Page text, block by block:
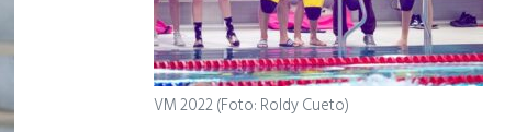
VM 2022 (Foto: Roldy Cueto)